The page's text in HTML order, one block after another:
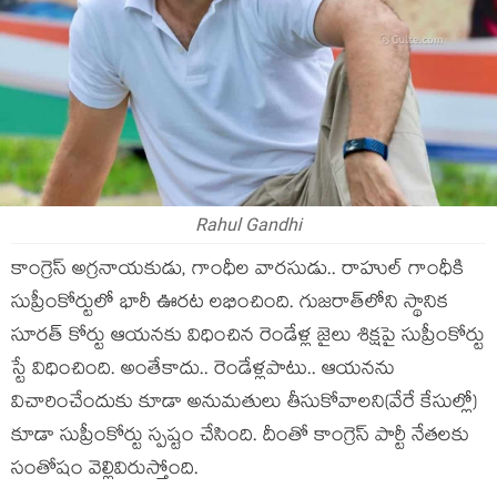
Rahul Gandhi
కాంగ్రెస్ అగ్ర‌నాయ‌కుడు, గాంధీల వార‌సుడు.. రాహుల్ గాంధీకి
సుప్రీంకోర్టులో భారీ ఊర‌ట ల‌భించింది. గుజ‌రాత్‌లోని స్థానిక
సూర‌త్ కోర్టు ఆయ‌న‌కు విధించిన రెండేళ్ల జైలు శిక్ష‌పై సుప్రీంకోర్టు
స్టే విధించింది. అంతేకాదు.. రెండేళ్ల‌పాటు.. ఆయ‌న‌ను
విచారించేందుకు కూడా అనుమ‌తులు తీసుకోవాల‌ని(వేరే కేసుల్లో)
కూడా సుప్రీంకోర్టు స్ప‌ష్టం చేసింది. దీంతో కాంగ్రెస్ పార్టీ నేత‌ల‌కు
సంతోషం వెల్లివిరుస్తోంది.